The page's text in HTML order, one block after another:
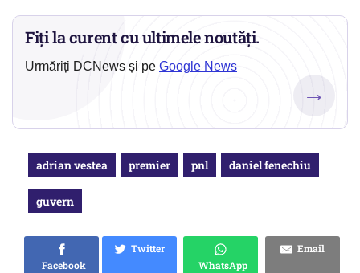
Fiți la curent cu ultimele noutăți.
Urmăriți DCNews și pe Google News
→
adrian vestea premier pnl daniel fenechiu
guvern
Facebook
Twitter
WhatsApp
Email